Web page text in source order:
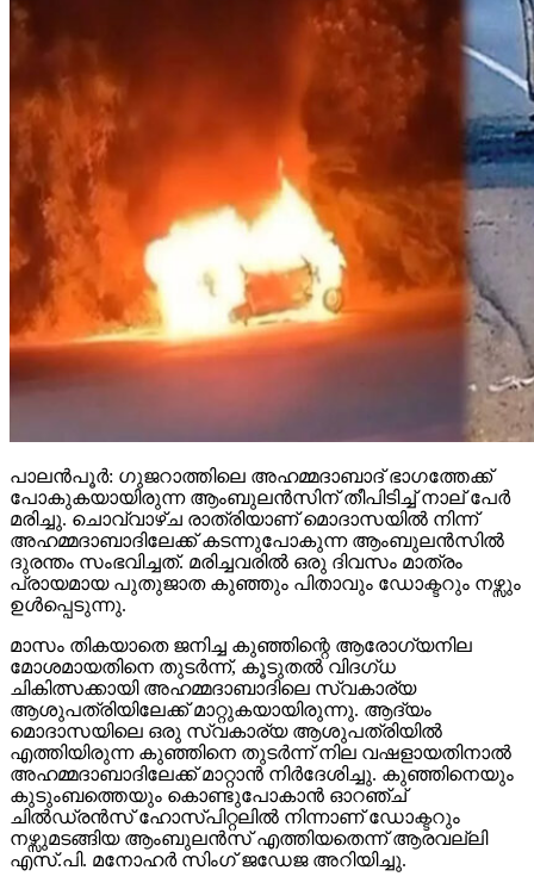
പാലന്‍പൂര്‍: ഗുജറാത്തിലെ അഹമ്മദാബാദ് ഭാഗത്തേക്ക്
പോകുകയായിരുന്ന ആംബുലന്‍സിന് തീപിടിച്ച് നാല് പേര്‍
മരിച്ചു. ചൊവ്വാഴ്ച രാത്രിയാണ് മൊദാസയില്‍ നിന്ന്
അഹമ്മദാബാദിലേക്ക് കടന്നുപോകുന്ന ആംബുലന്‍സില്‍
ദുരന്തം സംഭവിച്ചത്. മരിച്ചവരില്‍ ഒരു ദിവസം മാത്രം
പ്രായമായ പുതുജാത കുഞ്ഞും പിതാവും ഡോക്ടറും നഴ്സും
ഉള്‍പ്പെടുന്നു.
മാസം തികയാതെ ജനിച്ച കുഞ്ഞിന്റെ ആരോഗ്യനില
മോശമായതിനെ തുടര്‍ന്ന്, കൂടുതല്‍ വിദഗ്ധ
ചികിത്സക്കായി അഹമ്മദാബാദിലെ സ്വകാര്യ
ആശുപത്രിയിലേക്ക് മാറ്റുകയായിരുന്നു. ആദ്യം
മൊദാസയിലെ ഒരു സ്വകാര്യ ആശുപത്രിയില്‍
എത്തിയിരുന്ന കുഞ്ഞിനെ തുടര്‍ന്ന് നില വഷളായതിനാല്‍
അഹമ്മദാബാദിലേക്ക് മാറ്റാന്‍ നിര്‍ദേശിച്ചു. കുഞ്ഞിനെയും
കുടുംബത്തെയും കൊണ്ടുപോകാന്‍ ഓറഞ്ച്
ചില്‍ഡ്രന്‍സ് ഹോസ്പിറ്റലില്‍ നിന്നാണ് ഡോക്ടറും
നഴ്സുമടങ്ങിയ ആംബുലന്‍സ് എത്തിയതെന്ന് ആരവല്ലി
എസ്.പി. മനോഹര്‍ സിംഗ് ജഡേജ അറിയിച്ചു.